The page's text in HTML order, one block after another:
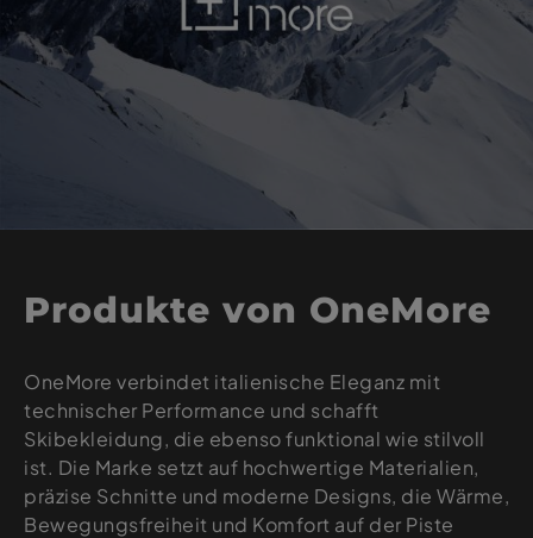
Produkte von OneMore
OneMore verbindet italienische Eleganz mit
technischer Performance und schafft
Skibekleidung, die ebenso funktional wie stilvoll
ist. Die Marke setzt auf hochwertige Materialien,
präzise Schnitte und moderne Designs, die Wärme,
Bewegungsfreiheit und Komfort auf der Piste